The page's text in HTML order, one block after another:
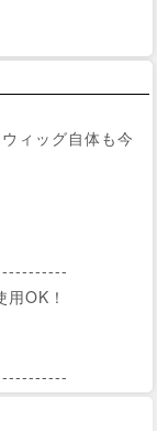
ィッグ自体も今
OK！